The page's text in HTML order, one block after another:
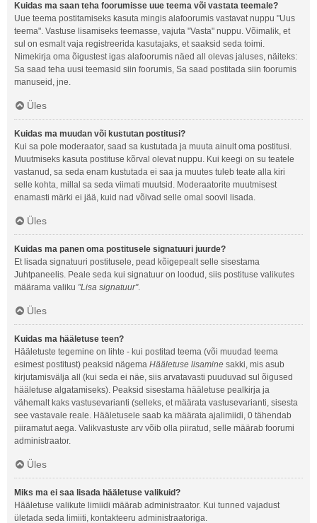
Kuidas ma saan teha foorumisse uue teema või vastata teemale?
Uue teema postitamiseks kasuta mingis alafoorumis vastavat nuppu "Uus
teema". Vastuse lisamiseks teemasse, vajuta "Vasta" nuppu. Võimalik, et
sul on esmalt vaja registreerida kasutajaks, et saaksid seda toimi.
Nimekirja oma õigustest igas alafoorumis näed all olevas jaluses, näiteks:
Sa saad teha uusi teemasid siin foorumis, Sa saad postitada siin foorumis
manuseid, jne.
Üles
Kuidas ma muudan või kustutan postitusi?
Kui sa pole moderaator, saad sa kustutada ja muuta ainult oma postitusi.
Muutmiseks kasuta postituse kõrval olevat nuppu. Kui keegi on su teatele
vastanud, sa seda enam kustutada ei saa ja muutes tuleb teate alla kiri
selle kohta, millal sa seda viimati muutsid. Moderaatorite muutmisest
enamasti märki ei jää, kuid nad võivad selle omal soovil lisada.
Üles
Kuidas ma panen oma postitusele signatuuri juurde?
Et lisada signatuuri postitusele, pead kõigepealt selle sisestama
Juhtpaneelis. Peale seda kui signatuur on loodud, siis postituse valikutes
määrama valiku "Lisa signatuur".
Üles
Kuidas ma hääletuse teen?
Hääletuste tegemine on lihte - kui postitad teema (või muudad teema
esimest postitust) peaksid nägema Hääletuse lisamine sakki, mis asub
kirjutamisvälja all (kui seda ei näe, siis arvatavasti puuduvad sul õigused
hääletuse algatamiseks). Peaksid sisestama hääletuse pealkirja ja
vähemalt kaks vastusevarianti (selleks, et määrata vastusevarianti, sisesta
see vastavale reale. Hääletusele saab ka määrata ajalimiidi, 0 tähendab
piiramatut aega. Valikvastuste arv võib olla piiratud, selle määrab foorumi
administraator.
Üles
Miks ma ei saa lisada hääletuse valikuid?
Hääletuse valikute limiidi määrab administraator. Kui tunned vajadust
ületada seda limiiti, kontakteeru administraatoriga.